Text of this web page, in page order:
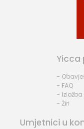
Yicca
-
- FAQ
- Izložba
- Žiri
Umjetnici u